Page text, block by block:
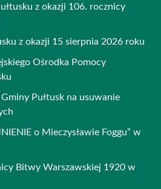
z okazji 106. rocznicy
z okazji 15 sierpnia 2026 roku
Ośrodka Pomocy
Pułtusk na usuwanie
o Mieczysławie Foggu” w
Bitwy Warszawskiej 1920 w